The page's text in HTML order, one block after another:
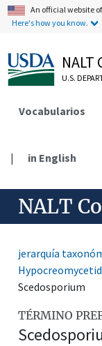
An official website
Here's how you know.
NALT
U.S.
Vocabularios
| in English
NALT
jerarquía
Scedosporium
TÉRMINO